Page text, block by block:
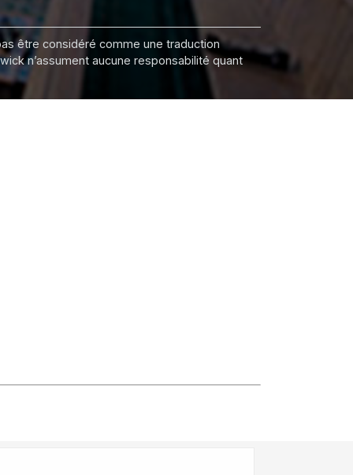
être considéré comme une traduction
n’assument aucune responsabilité quant